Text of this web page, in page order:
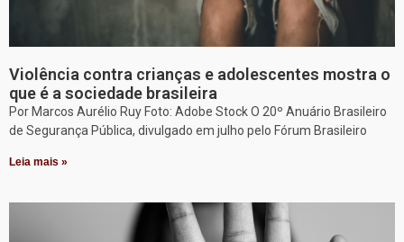
Violência contra crianças e adolescentes mostra o
que é a sociedade brasileira
Por Marcos Aurélio Ruy Foto: Adobe Stock O 20º Anuário Brasileiro
de Segurança Pública, divulgado em julho pelo Fórum Brasileiro
Leia mais »